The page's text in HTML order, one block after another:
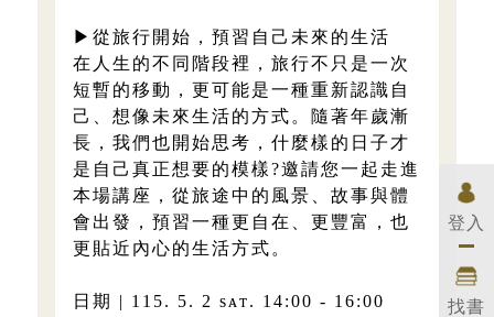
登入
找書
▶從旅行開始，預習自己未來的生活
在人生的不同階段裡，旅行不只是一次
短暫的移動，更可能是一種重新認識自
己、想像未來生活的方式。隨著年歲漸
長，我們也開始思考，什麼樣的日子才
是自己真正想要的模樣?邀請您一起走進
本場講座，從旅途中的風景、故事與體
會出發，預習一種更自在、更豐富，也
更貼近內心的生活方式。
日期 | 115. 5. 2 sᴀᴛ. 14:00 - 16:00